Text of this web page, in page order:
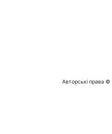
Авторські права ©